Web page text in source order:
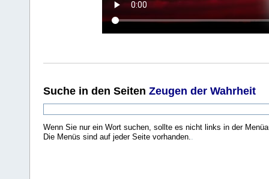
Suche in den Seiten Zeugen der Wahrheit
Wenn Sie nur ein Wort suchen, sollte es nicht links in der
Die Menüs sind auf jeder Seite vorhanden.